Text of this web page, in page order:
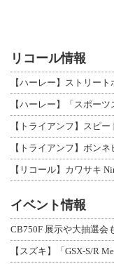
リコール情報
【ハーレー】ストリー
【トライアンフ】スピ
【リコール】カワサキ
イベント情報
CB750F 展示や大抽選会
【スズキ】「GSX-S/R